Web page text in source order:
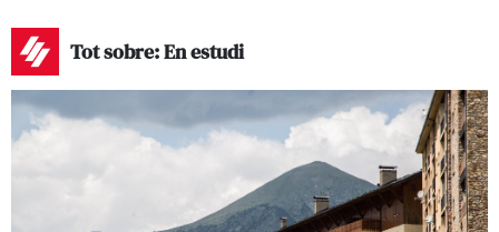
Tot sobre: En estudi